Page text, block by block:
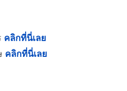
คลิกที่นี่เลย
คลิกที่นี่เลย